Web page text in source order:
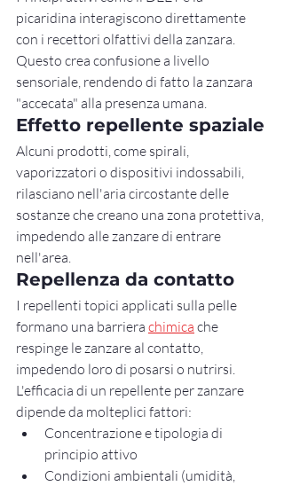
picaridina interagiscono direttamente
con i recettori olfattivi della zanzara.
Questo crea confusione a livello
sensoriale, rendendo di fatto la zanzara
"accecata" alla presenza umana.
Effetto repellente spaziale
Alcuni prodotti, come spirali,
vaporizzatori o dispositivi indossabili,
rilasciano nell'aria circostante delle
sostanze che creano una zona protettiva,
impedendo alle zanzare di entrare
nell'area.
Repellenza da contatto
I repellenti topici applicati sulla pelle
formano una barriera chimica che
respinge le zanzare al contatto,
impedendo loro di posarsi o nutrirsi.
L'efficacia di un repellente per zanzare
dipende da molteplici fattori:
Concentrazione e tipologia di
principio attivo
Condizioni ambientali (umidità,